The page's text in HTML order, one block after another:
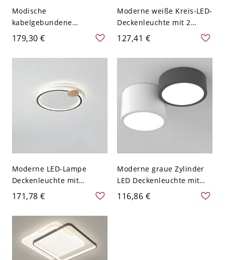
Modische
kabelgebundene
drahtlose stufenlose
Dimmung Lucite runde
Deckenleuchte mit
110V-120V, 16"
179,30 €
Moderne weiße Kreis-LED-
Deckenleuchte mit 2
Lichtern und
Silikongelschirm - Grau
110V-120V Weißlicht
127,41 €
Moderne LED-Lampe
Deckenleuchte mit
weißem Silikagel-Schirm
für den Wohnbereich -
Grau 110V-120V 48,26 cm
Weißlicht
171,78 €
Moderne graue Zylinder
LED Deckenleuchte mit
abwärts gerichtetem
Acrylschirm - 110V-120V
116,86 €